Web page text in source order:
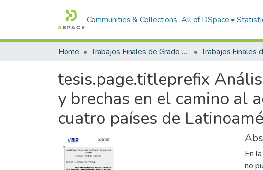
Communities & Collections All of DSpace
Home Trabajos Finales de Grado y Posgrado Trabajos Finales
tesis.page.titleprefix
y brechas en el camino al
cuatro países de
En
no